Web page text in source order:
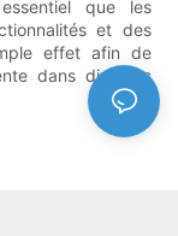
que les
et des
effet afin de
dans diverses